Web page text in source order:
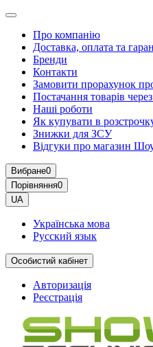
Про компанію
Доставка, оплата та
Бренди
Контакти
Замовити прорахунок
Постачання товарів
Наші роботи
Як купувати в
Знижки для ЗСУ
Відгуки про магазин
Вибране0
Порівняння0
UA
Українська мова
Русский язык
Особистий кабінет
Авторизація
Реєстрація